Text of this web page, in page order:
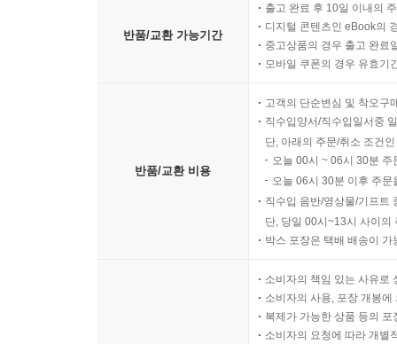
반품/교환 가능기간
출고 완료 후 10일 이내의
디지털 콘텐츠인 eBook의
중고상품의 경우 출고 완료
모바일 쿠폰의 경우 유효기
반품/교환 비용
고객의 단순변심 및 착오구
직수입양서/직수입일서중
단, 아래의 주문/취소 조건
오늘 00시 ~ 06시 30분
오늘 06시 30분 이후 주
직수입 음반/영상물/기프트
단, 당일 00시~13시 사이의
박스 포장은 택배 배송이
소비자의 책임 있는 사유로
소비자의 사용, 포장 개봉
복제가 가능한 상품 등의
소비자의 요청에 따라 개별